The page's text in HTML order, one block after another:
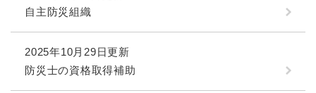
自主防災組織
2025年10月29日更新
防災士の資格取得補助